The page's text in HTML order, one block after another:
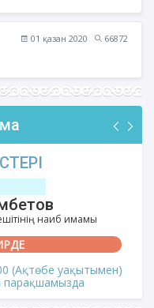
01 қазан 2020
66872
наиб имамы
(Ақтөбе уақытымен)
парақшамызда